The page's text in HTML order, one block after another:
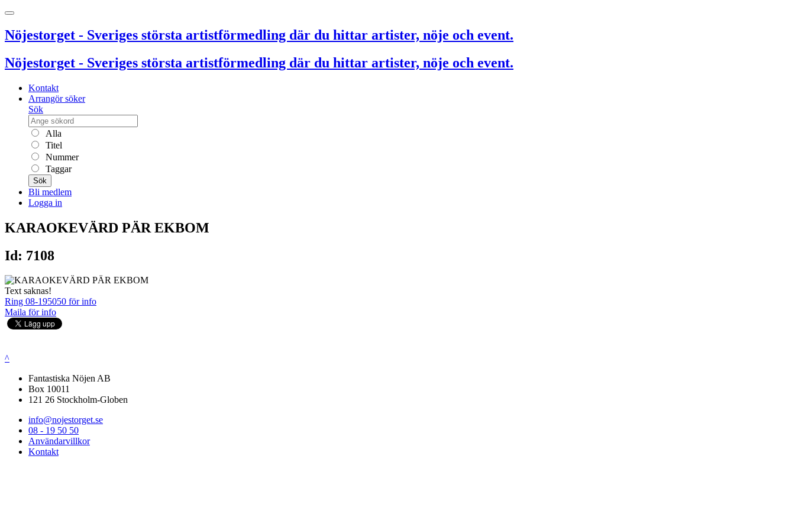
Nöjestorget - Sveriges största artistförmedling där du hittar artister, nöje och event.
Nöjestorget - Sveriges största artistförmedling där du hittar artister, nöje och event.
Kontakt
Arrangör söker
Sök
Alla
Titel
Nummer
Taggar
Sök
Bli medlem
Logga in
KARAOKEVÄRD PÄR EKBOM
Id: 7108
Text saknas!
Ring 08-195050 för info
Maila för info
^
Fantastiska Nöjen AB
Box 10011
121 26 Stockholm-Globen
info@nojestorget.se
08 - 19 50 50
Användarvillkor
Kontakt